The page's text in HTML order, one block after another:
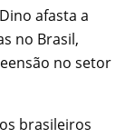
afasta a
no Brasil,
no setor
brasileiros